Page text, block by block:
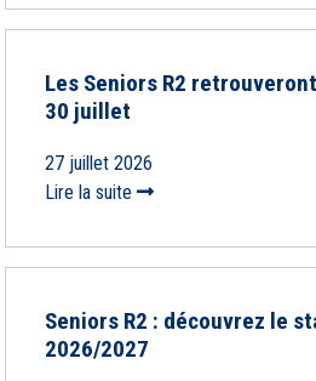
Les Seniors R2
30 juillet
27 juillet 2026
Lire la suite
Seniors R2 : découvrez le
2026/2027